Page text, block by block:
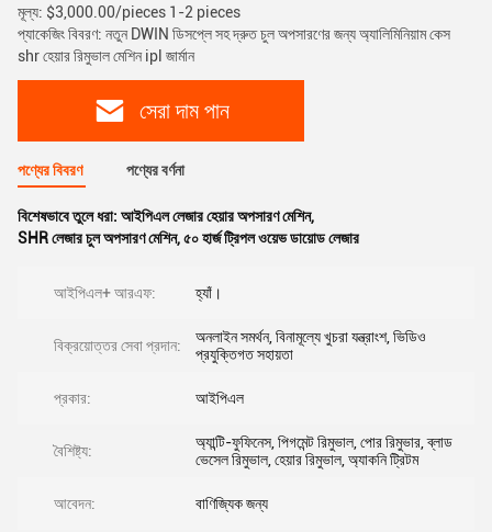
মূল্য: $3,000.00/pieces 1-2 pieces
প্যাকেজিং বিবরণ: নতুন DWIN ডিসপ্লে সহ দ্রুত চুল অপসারণের জন্য অ্যালিমিনিয়াম কেস
shr হেয়ার রিমুভাল মেশিন ipl জার্মান
সেরা দাম পান
পণ্যের বিবরণ পণ্যের বর্ণনা
বিশেষভাবে তুলে ধরা: আইপিএল লেজার হেয়ার অপসারণ মেশিন,
SHR লেজার চুল অপসারণ মেশিন,৫০ হার্জ ট্রিপল ওয়েভ ডায়োড লেজার
আইপিএল+ আরএফ: হ্যাঁ।
বিক্রয়োত্তর সেবা প্রদান:
অনলাইন সমর্থন, বিনামূল্যে খুচরা যন্ত্রাংশ, ভিডিও
প্রযুক্তিগত সহায়তা
প্রকার: আইপিএল
বৈশিষ্ট্য:
অ্যান্টি-ফুফিনেস, পিগমেন্ট রিমুভাল, পোর রিমুভার, ব্লাড
ভেসেল রিমুভাল, হেয়ার রিমুভাল, অ্যাকনি ট্রিটম
আবেদন: বাণিজ্যিক জন্য